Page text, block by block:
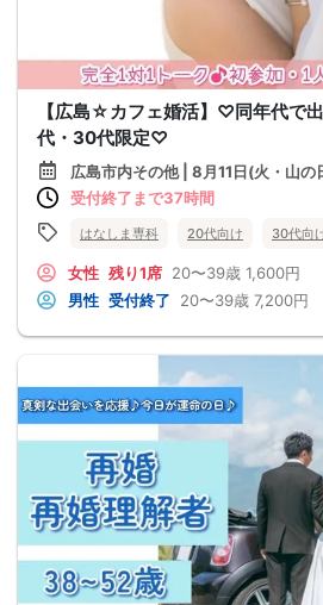
【広島☆カフェ婚活】♡同年代で
代・30代限定♡
広島市内その他 | 8月11日(火・山
受付終了まで37時間
はなしま専科 20代向け 30代向
女性 残り1席 20〜39歳 1,600円
男性 受付終了 20〜39歳 7,200円